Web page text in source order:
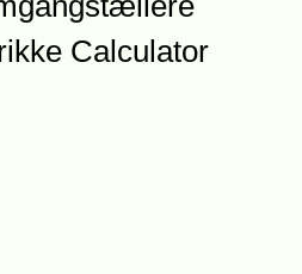
Calculator